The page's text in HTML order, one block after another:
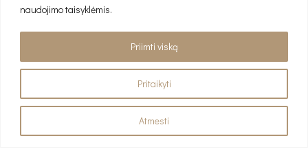
naudojimo taisyklėmis.
Pritaikyti
Atmesti
Priimti viską
+370 (662) 76 922
El. paštas